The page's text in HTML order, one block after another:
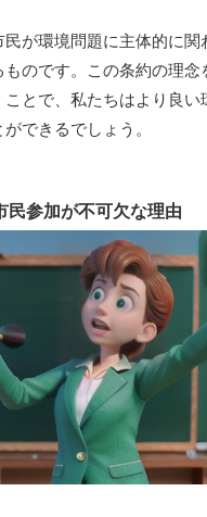
が環境問題に主体的に関
のです。この条約の理念
とで、私たちはより良い
できるでしょう。
民参加が不可欠な理由